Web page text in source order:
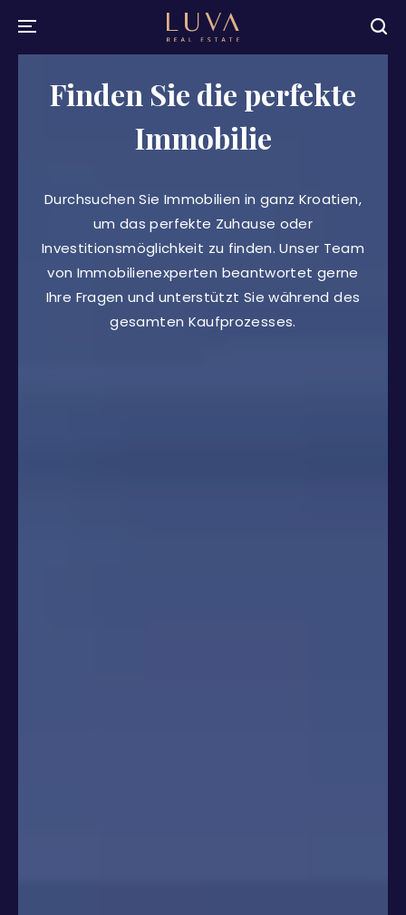
Finden Sie die perfekte
Immobilie
Durchsuchen Sie Immobilien in ganz Kroatien,
um das perfekte Zuhause oder
Investitionsmöglichkeit zu finden. Unser Team
von Immobilienexperten beantwortet gerne
Ihre Fragen und unterstützt Sie während des
gesamten Kaufprozesses.